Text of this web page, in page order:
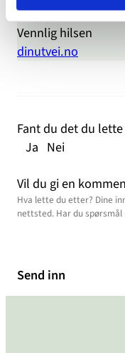
dere til truslene.
Vennlig hilsen
dinutvei.no
Fant du det du
Ja Nei
Vil du gi en
Send inn